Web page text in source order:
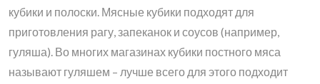
кубики и полоски. Мясные кубики подходят для
приготовления рагу, запеканок и соусов (например,
гуляша). Во многих магазинах кубики постного мяса
называют гуляшем – лучше всего для этого подходит